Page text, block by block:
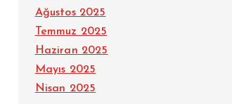
Ağustos 2025
Temmuz 2025
Haziran 2025
Mayıs 2025
Nisan 2025